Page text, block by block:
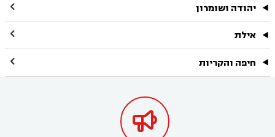
יהודה ושומרון 
אילת 
חיפה והקריות 
